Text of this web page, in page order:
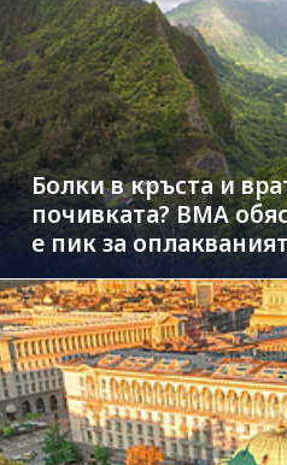
Болки в кръста и
почивката? ВМА
е пик за